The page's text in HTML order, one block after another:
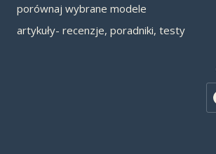
porównaj wybrane modele
artykuły- recenzje, poradniki, testy